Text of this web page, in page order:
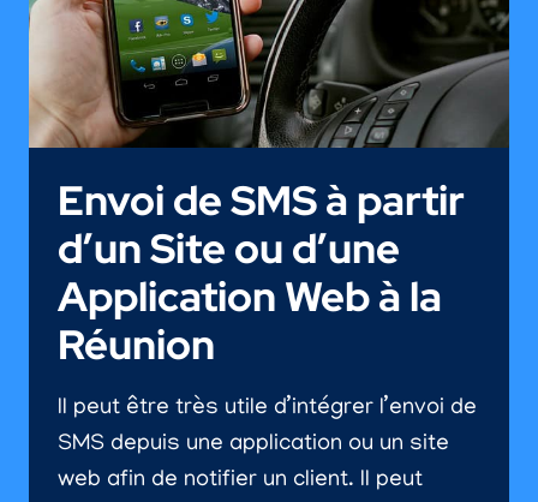
PUSH
Envoi de SMS à partir
d’un Site ou d’une
Application Web à la
Réunion
Il peut être très utile d’intégrer l’envoi de
SMS depuis une application ou un site
web afin de notifier un client. Il peut